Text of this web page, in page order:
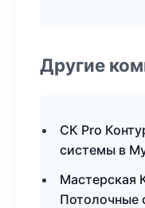
Другие
СК Pro
системы в
Мастерская
Потолочные